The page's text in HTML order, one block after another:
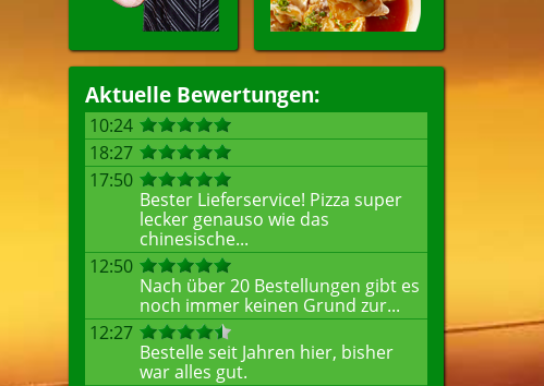
Aktuelle Bewertungen:
10:24
18:27
17:50
Bester Lieferservice! Pizza super
lecker genauso wie das
chinesische...
12:50
Nach über 20 Bestellungen gibt es
noch immer keinen Grund zur...
12:27
Bestelle seit Jahren hier, bisher
war alles gut.